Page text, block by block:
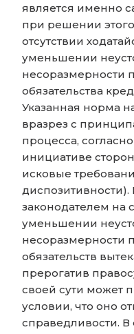
является именно
при решении
отсутствии
уменьшении
несоразмерности
обязательства
Указанная норма
вразрез с
процесса,
инициативе
исковые
законодателем на
уменьшении
несоразмерности
обязательств
прерогатив
своей сути может
условии, что оно
справедливости. В